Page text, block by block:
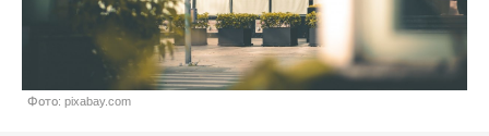
Фото: pixabay.com